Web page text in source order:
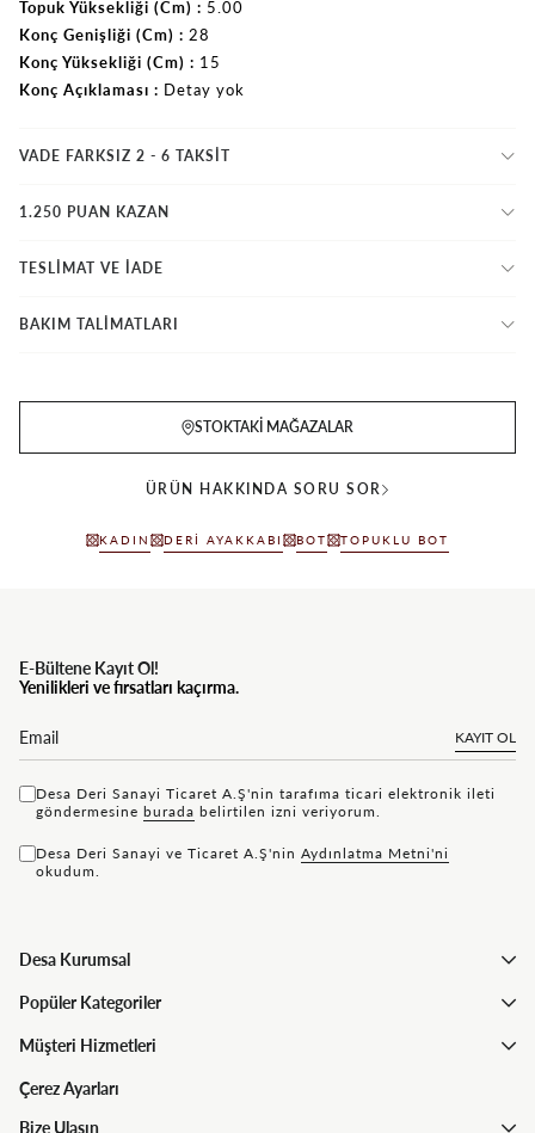
Topuk Yüksekliği (Cm)
5.00
Konç Genişliği (Cm)
28
Konç Yüksekliği (Cm)
15
Konç Açıklaması
Detay yok
VADE FARKSIZ 2 - 6 TAKSIT
1.250 PUAN KAZAN
TESLİMAT VE İADE
BAKIM TALİMATLARI
STOKTAKI MAĞAZALAR
ÜRÜN HAKKINDA SORU SOR
KADIN DERI AYAKKABI BOT TOPUKLU BOT
E-Bültene Kayıt Ol!
Yenilikleri ve fırsatları kaçırma.
KAYIT OL
Desa Deri Sanayi Ticaret A.Ş'nin tarafıma ticari elektronik ileti
göndermesine bu rada belirtilen izni veriyorum.
Desa Deri Sanayi ve Ticaret A.Ş'nin Aydınlatma Metni'ni
okudum.
Desa Kurumsal
Popüler Kategoriler
Müşteri Hizmetleri
Çerez Ayarları
Bize Ulaşın